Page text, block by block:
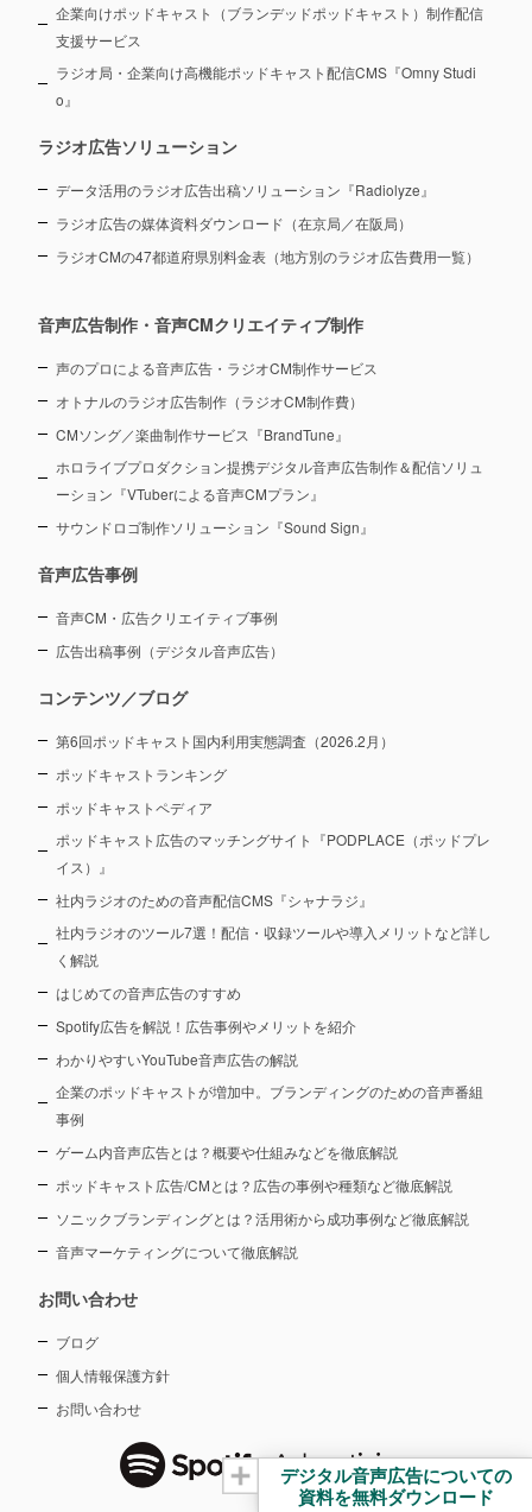
企業向けポッドキャスト（ブランデッドポッドキャスト）制作配信
支援サービス
ラジオ局・企業向け高機能ポッドキャスト配信CMS『Omny Studi
o』
ラジオ広告ソリューション
データ活用のラジオ広告出稿ソリューション『Radiolyze』
ラジオ広告の媒体資料ダウンロード（在京局／在阪局）
ラジオCMの47都道府県別料金表（地方別のラジオ広告費用一覧）
音声広告制作・音声CMクリエイティブ制作
声のプロによる音声広告・ラジオCM制作サービス
オトナルのラジオ広告制作（ラジオCM制作費）
CMソング／楽曲制作サービス『BrandTune』
ホロライブプロダクション提携デジタル音声広告制作＆配信ソリュ
ーション 『VTuberによる音声CMプラン』
サウンドロゴ制作ソリューション『Sound Sign』
音声広告事例
音声CM・広告クリエイティブ事例
広告出稿事例（デジタル音声広告）
コンテンツ／ブログ
第6回ポッドキャスト国内利用実態調査（2026.2月）
ポッドキャストランキング
ポッドキャストペディア
ポッドキャスト広告のマッチングサイト『PODPLACE（ポッドプレ
イス）』
社内ラジオのための音声配信CMS『シャナラジ』
社内ラジオのツール7選！配信・収録ツールや導入メリットなど詳し
く解説
はじめての音声広告のすすめ
Spotify広告を解説！広告事例やメリットを紹介
わかりやすいYouTube音声広告の解説
企業のポッドキャストが増加中。ブランディングのための音声番組
事例
ゲーム内音声広告とは？概要や仕組みなどを徹底解説
ポッドキャスト広告/CMとは？広告の事例や種類など徹底解説
ソニックブランディングとは？活用術から成功事例など徹底解説
音声マーケティングについて徹底解説
お問い合わせ
ブログ
個人情報保護方針
お問い合わせ
デジタル音声広告についての
資料を無料ダウンロード